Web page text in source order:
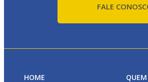
FALE
HOME